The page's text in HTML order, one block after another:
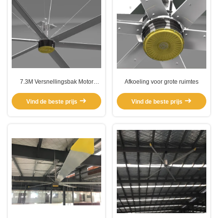
7.3M Versnellingsbak Motor
HVL ventilator
Vind de beste prijs
Afkoeling voor grote ruimtes
Vind de beste prijs